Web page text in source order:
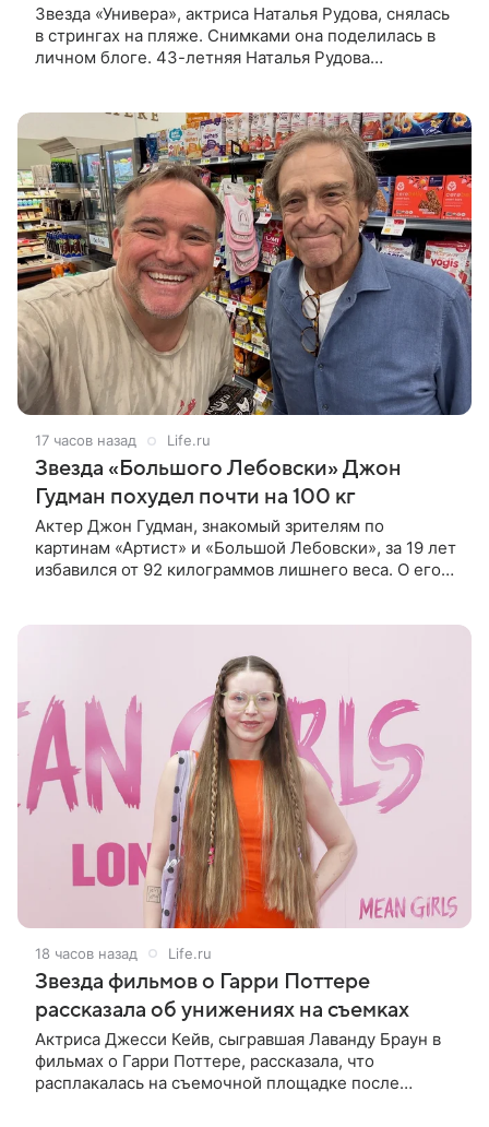
Звезда «Универа», актриса Наталья Рудова, снялась
в стрингах на пляже. Снимками она поделилась в
личном блоге. 43-летняя Наталья Рудова
17 часов назад Life.ru
Звезда «Большого Лебовски» Джон
Гудман похудел почти на 100 кг
Актер Джон Гудман, знакомый зрителям по
картинам «Артист» и «Большой Лебовски», за 19 лет
избавился от 92 килограммов лишнего веса. О его
18 часов назад Life.ru
Звезда фильмов о Гарри Поттере
рассказала об унижениях на съемках
Актриса Джесси Кейв, сыгравшая Лаванду Браун в
фильмах о Гарри Поттере, рассказала, что
расплакалась на съемочной площадке после